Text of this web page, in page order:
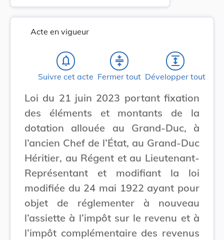
Acte en vigueur
notifications_none
Suivre cet acte
compress
Fermer tout
expand
Développer tout
Loi du 21 juin 2023 portant fixation
des éléments et montants de la
dotation allouée au Grand-Duc, à
l’ancien Chef de l’État, au Grand-Duc
Héritier, au Régent et au Lieutenant-
Représentant et modifiant la loi
modifiée du 24 mai 1922 ayant pour
objet de réglementer à nouveau
l’assiette à l’impôt sur le revenu et à
l’impôt complémentaire des revenus